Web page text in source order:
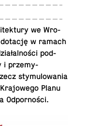
we Wro­
dotację w ramach
pod­
i prze­my­
sty­mu­lo­wa­nia
Planu
Odporności.